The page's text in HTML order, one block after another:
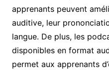
apprenants peuvent
auditive, leur
langue. De plus, les
disponibles en format
permet aux apprenants